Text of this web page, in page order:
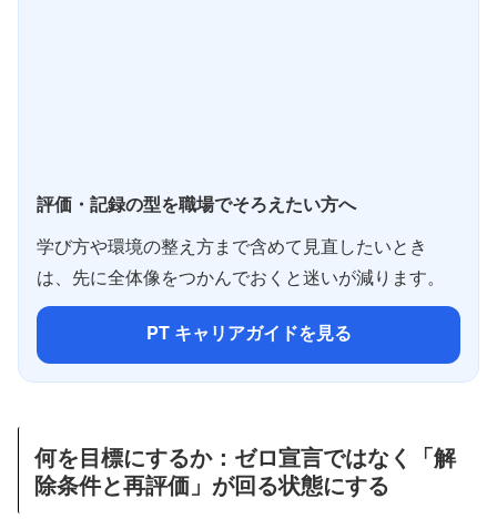
評価・記録の型を職場でそろえたい方へ
学び方や環境の整え方まで含めて見直したいとき
は、先に全体像をつかんでおくと迷いが減ります。
PT キャリアガイドを見る
何を目標にするか：ゼロ宣言ではなく「解
除条件と再評価」が回る状態にする